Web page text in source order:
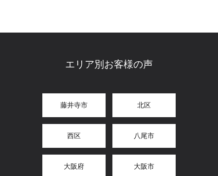
エリア別お客様の声
藤井寺市 北区
西区 八尾市
大阪府 大阪市